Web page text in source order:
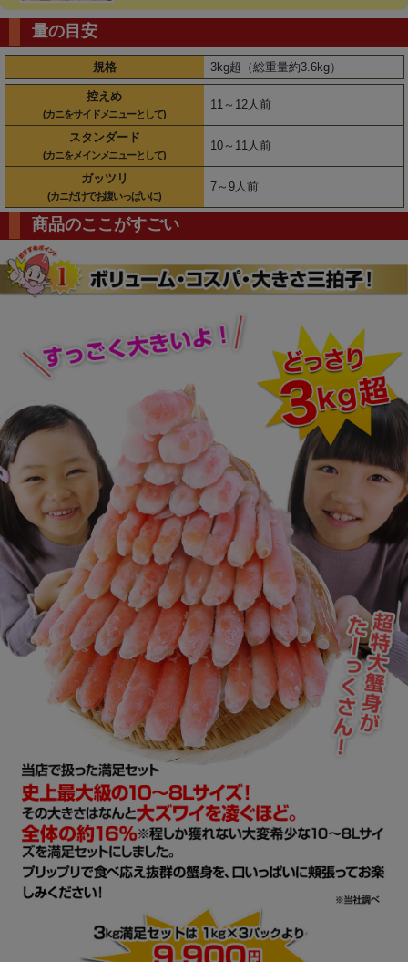
量の目安
規格 3kg超（総重量約3.6kg）
控えめ
(カニをサイドメニューとして)
11～12人前
スタンダード
(カニをメインメニューとして)
10～11人前
ガッツリ
(カニだけでお腹いっぱいに)
7～9人前
商品のここがすごい